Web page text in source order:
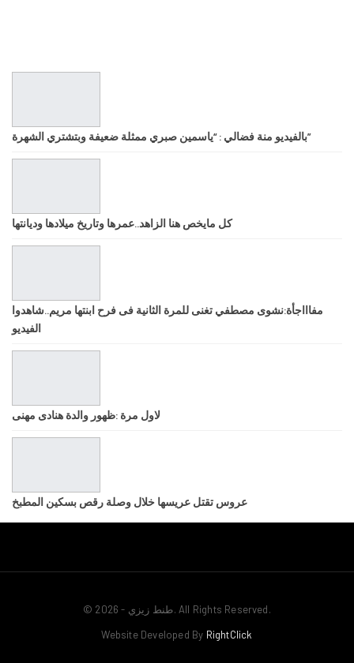
بالفيديو منة فضالي : “ياسمين صبري ممثلة ضعيفة وبتشتري الشهرة”
كل مايخص هنا الزاهد..عمرها وتاريخ ميلادها وديانتها
مفاااجأة:نشوى مصطفي تغنى للمرة الثانية فى فرح ابنتها مريم..شاهدوا
الفيديو
لاول مرة :ظهور والدة هنادى مهنى
عروس تقتل عريسها خلال وصلة رقص بسكين المطبخ
© 2026 - طنط زيزي. All Rights Reserved.
Website Developed By RightClick